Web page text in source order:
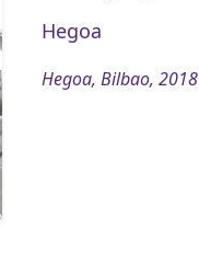
Hegoa
Hegoa, Bilbao, 2018